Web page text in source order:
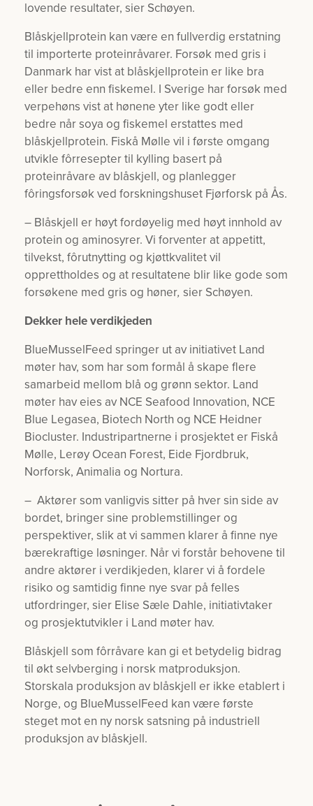
lovende resultater, sier Schøyen.
Blåskjellprotein kan være en fullverdig erstatning
til importerte proteinråvarer. Forsøk med gris i
Danmark har vist at blåskjellprotein er like bra
eller bedre enn fiskemel. I Sverige har forsøk med
verpehøns vist at hønene yter like godt eller
bedre når soya og fiskemel erstattes med
blåskjellprotein. Fiskå Mølle vil i første omgang
utvikle fôrresepter til kylling basert på
proteinråvare av blåskjell, og planlegger
fôringsforsøk ved forskningshuset Fjørforsk på Ås.
– Blåskjell er høyt fordøyelig med høyt innhold av
protein og aminosyrer. Vi forventer at appetitt,
tilvekst, fôrutnytting og kjøttkvalitet vil
opprettholdes og at resultatene blir like gode som
forsøkene med gris og høner, sier Schøyen.
Dekker hele verdikjeden
BlueMusselFeed springer ut av initiativet Land
møter hav, som har som formål å skape flere
samarbeid mellom blå og grønn sektor. Land
møter hav eies av NCE Seafood Innovation, NCE
Blue Legasea, Biotech North og NCE Heidner
Biocluster. Industripartnerne i prosjektet er Fiskå
Mølle, Lerøy Ocean Forest, Eide Fjordbruk,
Norforsk, Animalia og Nortura.
– Aktører som vanligvis sitter på hver sin side av
bordet, bringer sine problemstillinger og
perspektiver, slik at vi sammen klarer å finne nye
bærekraftige løsninger. Når vi forstår behovene til
andre aktører i verdikjeden, klarer vi å fordele
risiko og samtidig finne nye svar på felles
utfordringer, sier Elise Sæle Dahle, initiativtaker
og prosjektutvikler i Land møter hav.
Blåskjell som fôrråvare kan gi et betydelig bidrag
til økt selvberging i norsk matproduksjon.
Storskala produksjon av blåskjell er ikke etablert i
Norge, og BlueMusselFeed kan være første
steget mot en ny norsk satsning på industriell
produksjon av blåskjell.